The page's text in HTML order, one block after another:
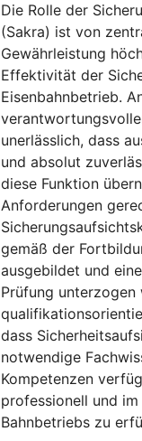
Die Rolle der
(Sakra) ist von
Gewährleistung
Effektivität der
Eisenbahnbetrieb.
unerlässlich, dass
und absolut
diese Funktion
Anforderungen
gemäß der
ausgebildet und
Prüfung unterzogen
dass
notwendige
Kompetenzen
professionell und
Bahnbetriebs zu